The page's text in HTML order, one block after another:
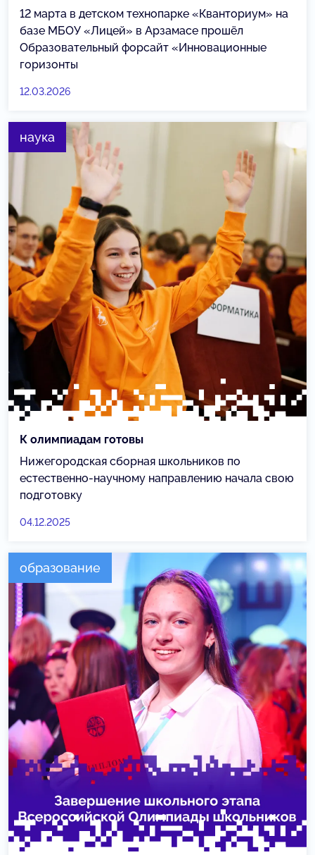
12 марта в детском технопарке «Кванториум» на
базе МБОУ «Лицей» в Арзамасе прошёл
Образовательный форсайт «Инновационные
горизонты
12.03.2026
наука
К олимпиадам готовы
Нижегородская сборная школьников по
естественно-научному направлению начала свою
подготовку
04.12.2025
образование